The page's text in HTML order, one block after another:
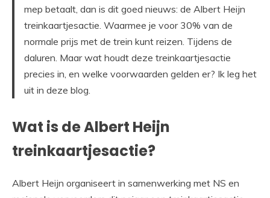
mep betaalt, dan is dit goed nieuws: de Albert Heijn
treinkaartjesactie. Waarmee je voor 30% van de
normale prijs met de trein kunt reizen. Tijdens de
daluren. Maar wat houdt deze treinkaartjesactie
precies in, en welke voorwaarden gelden er? Ik leg het
uit in deze blog.
Wat is de Albert Heijn
treinkaartjesactie?
Albert Heijn organiseert in samenwerking met NS en